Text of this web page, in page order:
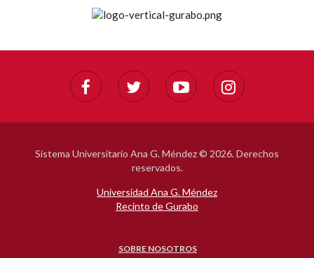
Sistema Universitario Ana G. Méndez © 2026. Derechos
reservados.
Universidad Ana G. Méndez
Recinto de Gurabo
SOBRE NOSOTROS